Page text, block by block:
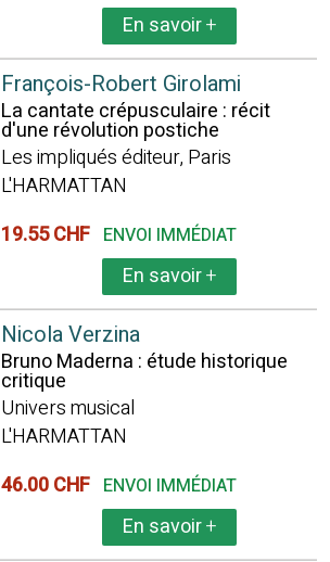
En savoir+
François-Robert Girolami
La cantate crépusculaire : récit
d'une révolution postiche
Les impliqués éditeur, Paris
L'HARMATTAN
19.55 CHF ENVOI IMMÉDIAT
En savoir+
Nicola Verzina
Bruno Maderna : étude historique
critique
Univers musical
L'HARMATTAN
46.00 CHF ENVOI IMMÉDIAT
En savoir+